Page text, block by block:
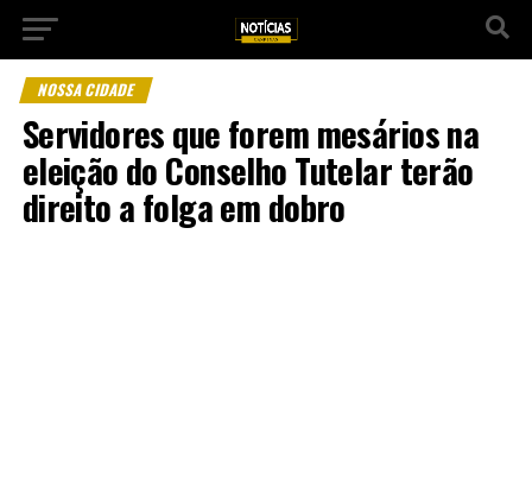
NOSSA CIDADE
Servidores que forem mesários na
eleição do Conselho Tutelar terão
direito a folga em dobro